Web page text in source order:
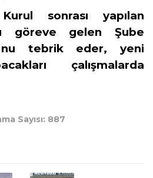
sonrası yapılan
göreve gelen Şube
tebrik eder, yeni
çalışmalarda
Sayısı: 887